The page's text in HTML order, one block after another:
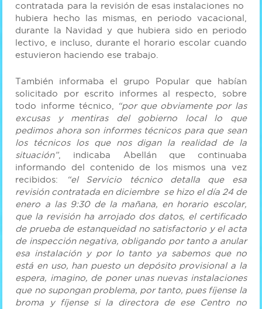
contratada para la revisión de esas instalaciones no
hubiera hecho las mismas, en periodo vacacional,
durante la Navidad y que hubiera sido en periodo
lectivo, e incluso, durante el horario escolar cuando
estuvieron haciendo ese trabajo.
También informaba el grupo Popular que habían
solicitado por escrito informes al respecto, sobre
todo informe técnico,
“por que obviamente por las
excusas y mentiras del gobierno local lo que
pedimos ahora son informes técnicos para que sean
los técnicos los que nos digan la realidad de la
situación”, indicaba Abellán que continuaba
informando del contenido de los mismos una vez
recibidos:
“el Servicio técnico detalla que esa
revisión contratada en diciembre se hizo el día 24 de
enero a las 9:30 de la mañana, en horario escolar,
que la revisión ha arrojado dos datos, el certificado
de prueba de estanqueidad no satisfactorio y el acta
de inspección negativa, obligando por tanto a anular
esa instalación y por lo tanto ya sabemos que no
está en uso, han puesto un depósito provisional a la
espera, imagino, de poner unas nuevas instalaciones
que no supongan problema, por tanto, pues fíjense la
broma y fíjense si la directora de ese Centro no